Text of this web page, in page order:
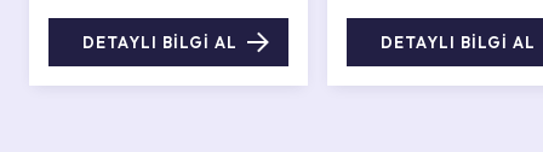
DETAYLI BİLGİ AL DETAYLI BİLGİ AL